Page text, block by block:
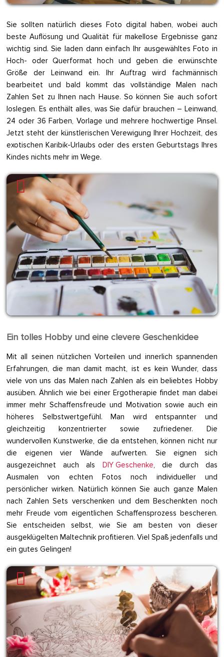
Sie sollten natürlich dieses Foto digital haben, wobei auch
beste Auflösung und Qualität für makellose Ergebnisse ganz
wichtig sind. Sie laden dann einfach Ihr ausgewähltes Foto in
Hoch- oder Querformat hoch und geben die erwünschte
Größe der Leinwand ein. Ihr Auftrag wird fachmännisch
bearbeitet und bald kommt das vollständige Malen nach
Zahlen Set zu Ihnen nach Hause. So können Sie auch sofort
loslegen. Es enthält alles, was Sie dafür brauchen – Leinwand,
24 oder 36 Farben, Vorlage und mehrere hochwertige Pinsel.
Jetzt steht der künstlerischen Verewigung Ihrer Hochzeit, des
exotischen Karibik-Urlaubs oder des ersten Geburtstags Ihres
Kindes nichts mehr im Wege.
Ein tolles Hobby und eine clevere Geschenkidee
Mit all seinen nützlichen Vorteilen und innerlich spannenden
Erfahrungen, die man damit macht, ist es kein Wunder, dass
viele von uns das Malen nach Zahlen als ein beliebtes Hobby
ausüben. Ähnlich wie bei einer Ergotherapie findet man dabei
immer mehr Schaffensfreude und Motivation sowie auch ein
höheres Selbstwertgefühl. Man wird entspannter und
gleichzeitig konzentrierter sowie zufriedener. Die
wundervollen Kunstwerke, die da entstehen, können nicht nur
die eigenen vier Wände aufwerten. Sie eignen sich
ausgezeichnet auch als DIY Geschenke, die durch das
Ausmalen von echten Fotos noch individueller und
persönlicher wirken. Natürlich können Sie auch ganze Malen
nach Zahlen Sets verschenken und dem Beschenkten noch
mehr Freude vom eigentlichen Schaffensprozess bescheren.
Sie entscheiden selbst, wie Sie am besten von dieser
ausgeklügelten Maltechnik profitieren. Viel Spaß jedenfalls und
ein gutes Gelingen!